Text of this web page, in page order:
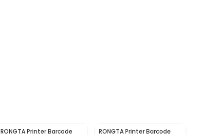
RONGTA Printer Barcode
RONGTA Printer Barcode